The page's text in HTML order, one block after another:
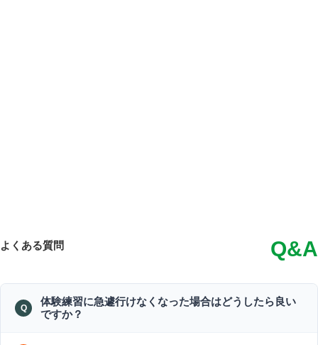
よくある質問 Q&A
体験練習に急遽行けなくなった場合はどうしたら良い
ですか？